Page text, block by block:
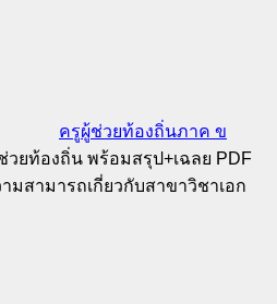
ครูผู้ช่วยท้องถิ่นภาค ข
วยท้องถิ่น พร้อมสรุป+เฉลย PDF
มสามารถเกี่ยวกับสาขาวิชาเอก